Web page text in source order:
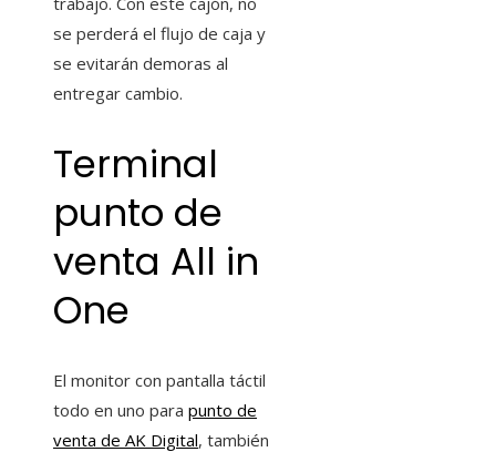
se perderá el flujo de caja y
se evitarán demoras al
entregar cambio.
Terminal
punto de
venta All in
One
El monitor con pantalla táctil
todo en uno para punto de
venta de AK Digital, también